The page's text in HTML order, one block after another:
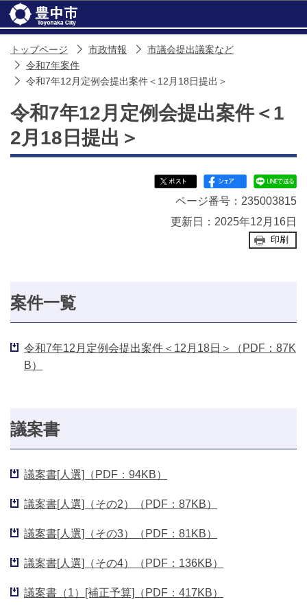
トップページ 市政情報
市議会提出議案など
令和7年案件
令和7年12月定例会提出案件＜12月18日提出＞
令和7年12月定例会提出案件＜1
2月18日提出＞
ページ番号：235003815
更新日：2025年12月16日
印刷
案件一覧
令和7年12月定例会提出案件＜12月18日＞（PDF：87K
B）
議案書
議案書[人選]（PDF：94KB）
議案書[人選]（その2）（PDF：87KB）
議案書[人選]（その3）（PDF：81KB）
議案書[人選]（その4）（PDF：136KB）
議案書（1）[補正予算]（PDF：417KB）